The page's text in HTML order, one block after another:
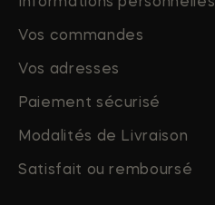
Vos commandes
Vos adresses
Paiement sécurisé
Modalités de Livraison
Satisfait ou remboursé